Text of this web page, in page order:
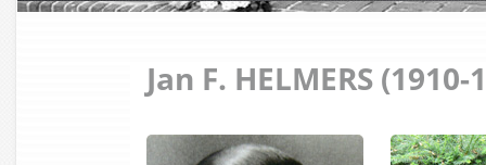
Jan F. HELMERS (1910-